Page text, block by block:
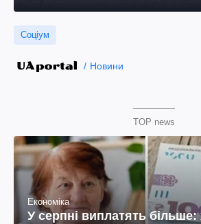
Соціум
Новини
TOP news
Економіка
У серпні виплатять більше: